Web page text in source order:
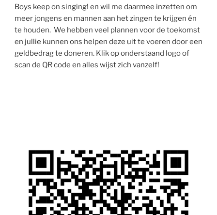
Boys keep on singing! en wil me daarmee inzetten om
meer jongens en mannen aan het zingen te krijgen én
te houden. We hebben veel plannen voor de toekomst
en jullie kunnen ons helpen deze uit te voeren door een
geldbedrag te doneren. Klik op onderstaand logo of
scan de QR code en alles wijst zich vanzelf!